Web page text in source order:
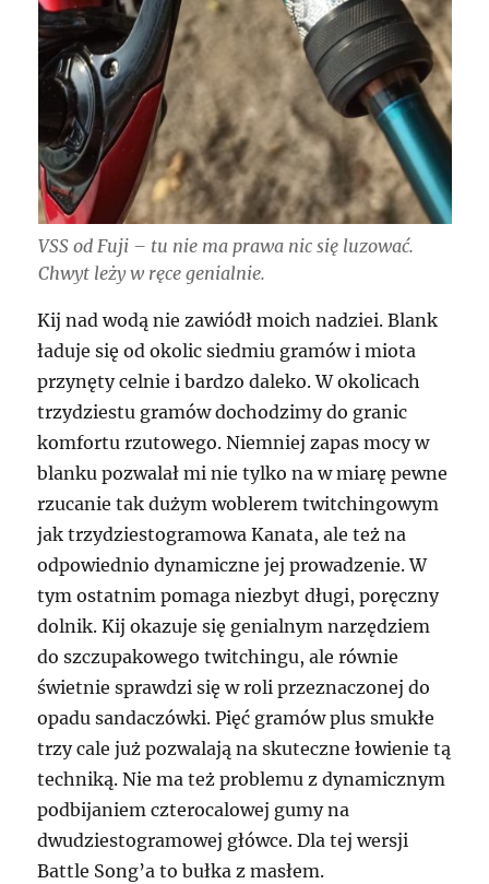
VSS od Fuji – tu nie ma prawa nic się luzować.
Chwyt leży w ręce genialnie.
Kij nad wodą nie zawiódł moich nadziei. Blank
ładuje się od okolic siedmiu gramów i miota
przynęty celnie i bardzo daleko. W okolicach
trzydziestu gramów dochodzimy do granic
komfortu rzutowego. Niemniej zapas mocy w
blanku pozwalał mi nie tylko na w miarę pewne
rzucanie tak dużym woblerem twitchingowym
jak trzydziestogramowa Kanata, ale też na
odpowiednio dynamiczne jej prowadzenie. W
tym ostatnim pomaga niezbyt długi, poręczny
dolnik. Kij okazuje się genialnym narzędziem
do szczupakowego twitchingu, ale równie
świetnie sprawdzi się w roli przeznaczonej do
opadu sandaczówki. Pięć gramów plus smukłe
trzy cale już pozwalają na skuteczne łowienie tą
techniką. Nie ma też problemu z dynamicznym
podbijaniem czterocalowej gumy na
dwudziestogramowej główce. Dla tej wersji
Battle Song’a to bułka z masłem.